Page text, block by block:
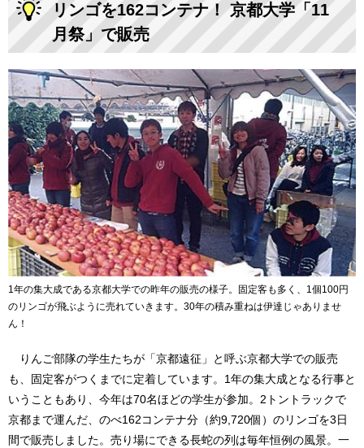
リンゴを162コンテナ！ 京都大学「11
月祭」で販売
1年の集大成である京都大学での昨年の販売の様子。固定客も多く、1個100円
のリンゴが飛ぶように売れていきます。30年の積み重ねは伊達じゃありませ
ん！
りんご部隊の学生たちが「京都遠征」と呼ぶ京都大学での販売
も、固定客がつくまでに定着しています。1年の集大成となる行事と
いうこともあり、今年は70名ほどの学生が参加。2トントラックで
京都まで運んだ、のべ162コンテナ分（約9,720個）のリンゴを3日
間で販売しました。売り場にできる長蛇の列は毎年恒例の風景。一